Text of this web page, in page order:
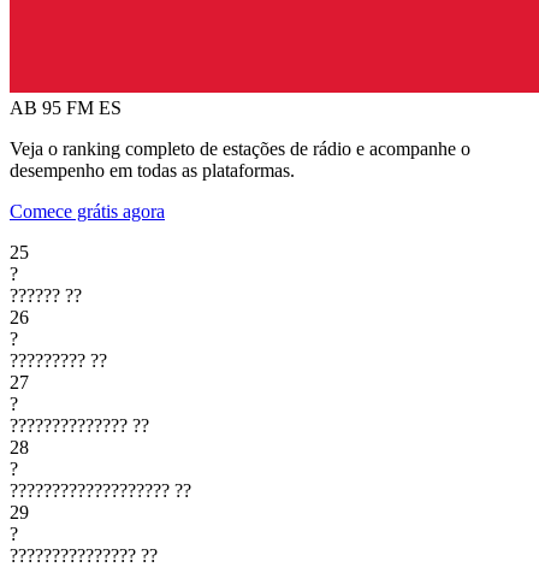
AB 95 FM ES
Veja o ranking completo de estações de rádio e acompanhe o
desempenho em todas as plataformas.
Comece grátis agora
25
?
?????? ??
26
?
????????? ??
27
?
?????????????? ??
28
?
??????????????????? ??
29
?
??????????????? ??